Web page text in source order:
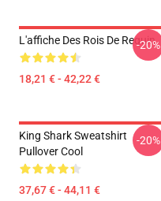
L'affiche Des Rois De Requin
18,21 € - 42,22 €
-20%
King Shark Sweatshirt
Pullover Cool
37,67 € - 44,11 €
-20%